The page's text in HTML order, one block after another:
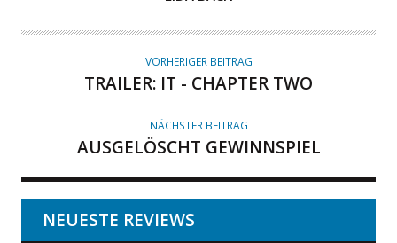
T
VORHERIGER BEITRAG
TRAILER: IT - CHAPTER TWO
NÄCHSTER BEITRAG
AUSGELÖSCHT GEWINNSPIEL
NEUESTE REVIEWS